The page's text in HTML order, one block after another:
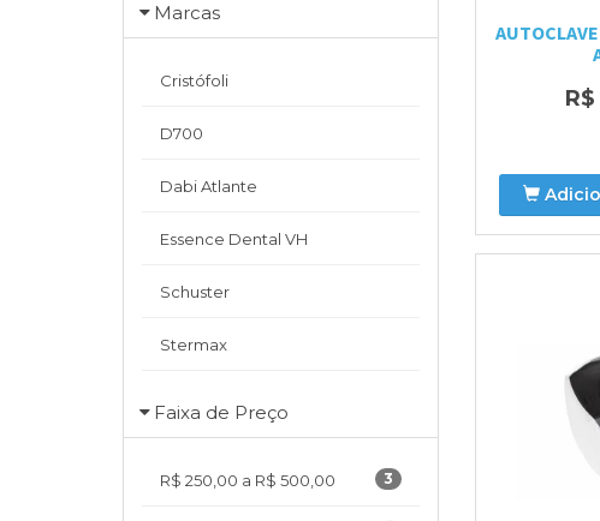
Marcas
Cristófoli
D700
Dabi Atlante
Essence Dental VH
Schuster
Stermax
Faixa de Preço
R$ 250,00 a R$ 500,00 3